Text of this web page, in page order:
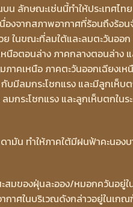
น ลักษณะเช่นนี้ทำให้ประเทศไท
องจากสภาพอากาศที่ร้อนถึงร้อ
ย ในขณะที่ลมใต้และลมตะวันออก
นือตอนล่าง ภาคกลางตอนล่าง แ
าคเหนือ ภาคตะวันออกเฉียงเห
มีลมกระโชกแรง และมีลูกเห็บ
กระโชกแรง และลูกเห็บตกในร
ามัน ทำให้ภาคใต้มีฝนฟ้าคะนองบ
ะสมของฝุ่นละออง/หมอกควันอยู่ใ
กาศในบริเวณดังกล่าวอยู่ในเกณ